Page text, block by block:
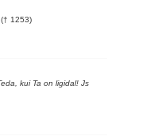
1253)
kui Ta on ligidal! Js